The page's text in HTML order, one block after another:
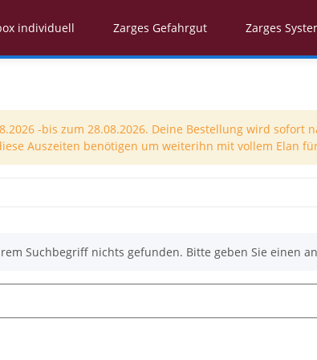
individuell Zarges Gefahrgut Zarges
-bis zum 28.08.2026. Deine Bestellung wird
Auszeiten benötigen um weiterihn mit vollem Elan
Suchbegriff nichts gefunden. Bitte geben Sie einen